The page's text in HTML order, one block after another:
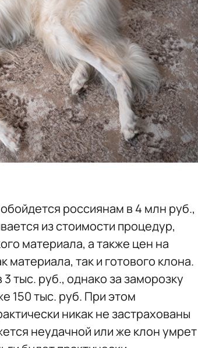
россиянам в 4 млн руб.,
из стоимости процедур,
материала, а также цен на
материала, так и готового клона.
тыс. руб., однако за заморозку
150 тыс. руб. При этом
никак не застрахованы
неудачной или же клон умрет